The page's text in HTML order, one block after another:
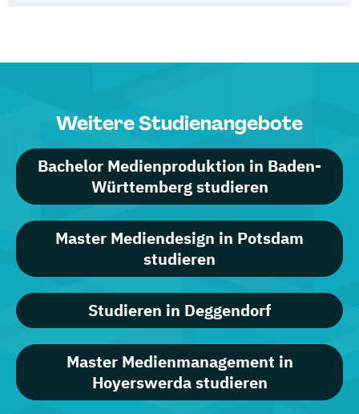
Weitere Studienangebote
Bachelor Medienproduktion in Baden-
Württemberg studieren
Master Mediendesign in Potsdam
studieren
Studieren in Deggendorf
Master Medienmanagement in
Hoyerswerda studieren